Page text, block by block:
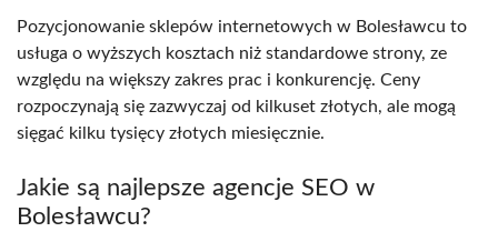
Pozycjonowanie sklepów internetowych w Bolesławcu to
usługa o wyższych kosztach niż standardowe strony, ze
względu na większy zakres prac i konkurencję. Ceny
rozpoczynają się zazwyczaj od kilkuset złotych, ale mogą
sięgać kilku tysięcy złotych miesięcznie.
Jakie są najlepsze agencje SEO w
Bolesławcu?